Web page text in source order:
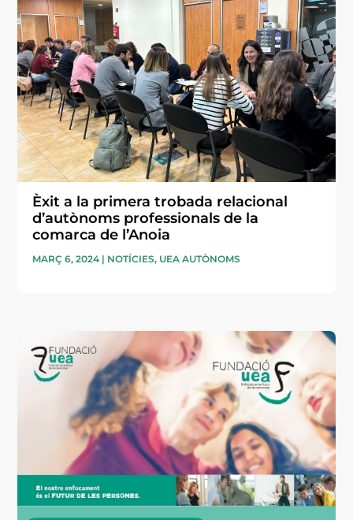
Èxit a la primera trobada relacional
d’autònoms professionals de la
comarca de l’Anoia
MARÇ 6, 2024 | NOTÍCIES, UEA AUTÒNOMS